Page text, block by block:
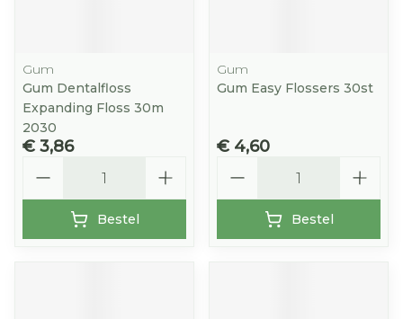
Gum
Gum Dentalfloss
Expanding Floss 30m
2030
€ 3,86
Bestel
Gum
Gum Easy Flossers 30st
€ 4,60
Bestel